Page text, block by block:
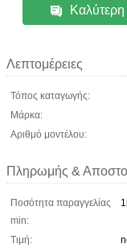
Καλύτερη
Λεπτομέρειες
Τόπος καταγωγής:
Μάρκα:
Αριθμό μοντέλου:
Πληρωμής &
Ποσότητα παραγγελίας
min:
Τιμή: